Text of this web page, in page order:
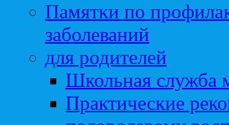
Памятки по
заболеваний
для родителей
Школьная служба
Практические